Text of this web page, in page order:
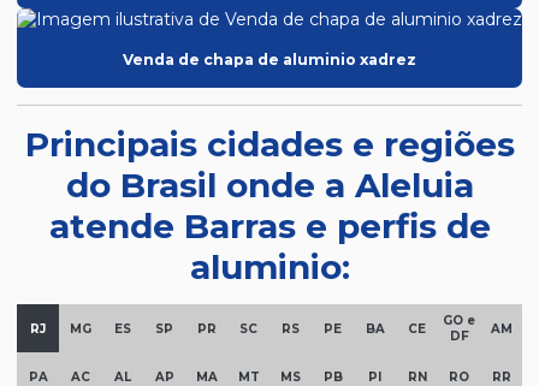
Venda de chapa de aluminio xadrez
Principais cidades e regiões
do Brasil onde a Aleluia
atende Barras e perfis de
aluminio:
RJ MG ES SP PR SC RS PE BA CE
GO e
DF
AM
PA AC AL AP MA MT MS PB PI RN RO RR